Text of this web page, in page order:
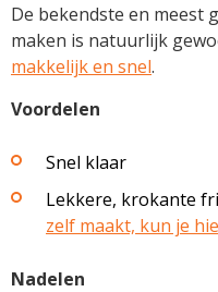
De bekendste en meest
maken is natuurlijk
makkelijk en snel.
Voordelen
Snel klaar
Lekkere, krokante
zelf maakt, kun je
Nadelen